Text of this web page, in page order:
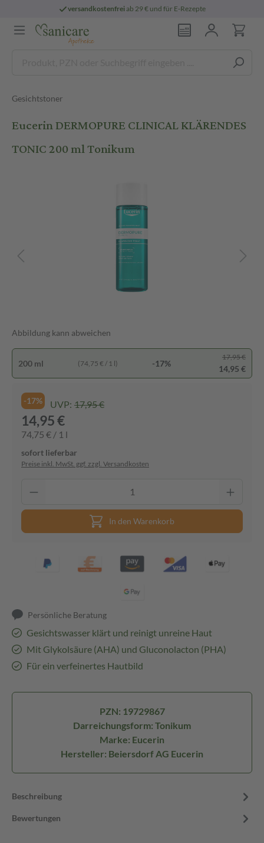
versandkostenfreiab 29 € und für E-Rezepte
Gesichtstoner
Eucerin DERMOPURE CLINICAL KLÄRENDES
TONIC 200 ml Tonikum
Abbildung kann abweichen
200 ml (74,75 € / 1 l) -17%
17,95 €
14,95 €
-17% UVP: 17,95 €
14,95 €
74,75 € / 1 l
sofort lieferbar
Preise inkl. MwSt. ggf. zzgl. Versandkosten
In den Warenkorb
Persönliche Beratung
Gesichtswasser klärt und reinigt unreine Haut
Mit Glykolsäure (AHA) und Gluconolacton (PHA)
Für ein verfeinertes Hautbild
PZN: 19729867
Darreichungsform: Tonikum
Marke: Eucerin
Hersteller: Beiersdorf AG Eucerin
Beschreibung
Bewertungen